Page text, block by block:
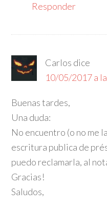
Responder
Carlos dice
10/05/2017 a
Buenas tardes,
Una duda:
No encuentro (o no me
escritura publica de
puedo reclamarla, al
Gracias!
Saludos,